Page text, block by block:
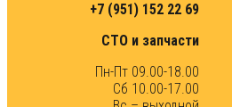
+7 (951) 152 22 69
СТО и запчасти
Пн-Пт 09.00-18.00
Сб 10.00-17.00